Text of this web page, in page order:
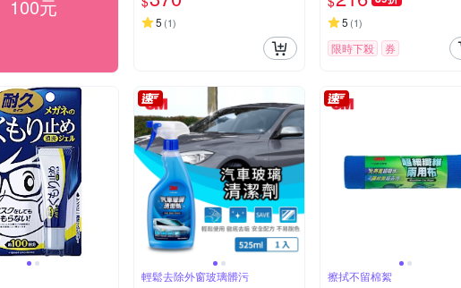
100元
5 (1) 5 (1)
限時下殺 券
輕鬆去除外窗玻璃髒污 擦拭不留棉絮